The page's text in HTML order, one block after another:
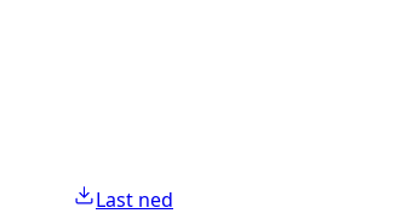
Last ned